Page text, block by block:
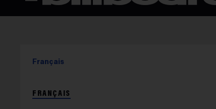
Français
FRANÇAIS